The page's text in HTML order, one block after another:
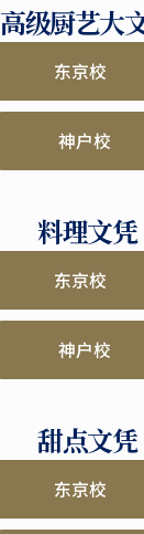
高级厨艺大
东京校
神户校
料理文凭
东京校
神户校
甜点文凭
东京校